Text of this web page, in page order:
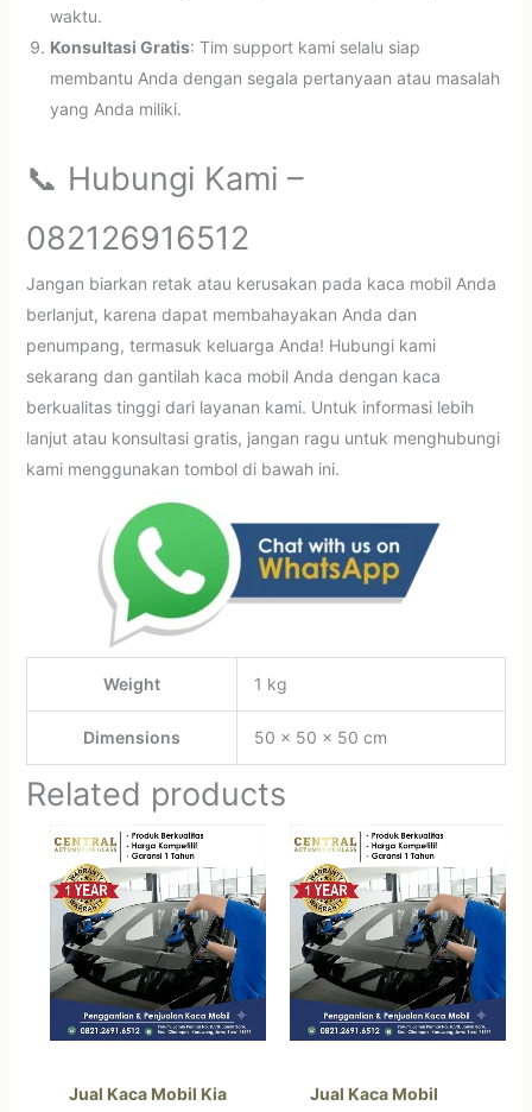
waktu.
Konsultasi Gratis: Tim support kami selalu siap
membantu Anda dengan segala pertanyaan atau masalah
yang Anda miliki.
📞 Hubungi Kami –
082126916512
Jangan biarkan retak atau kerusakan pada kaca mobil Anda
berlanjut, karena dapat membahayakan Anda dan
penumpang, termasuk keluarga Anda! Hubungi kami
sekarang dan gantilah kaca mobil Anda dengan kaca
berkualitas tinggi dari layanan kami. Untuk informasi lebih
lanjut atau konsultasi gratis, jangan ragu untuk menghubungi
kami menggunakan tombol di bawah ini.
Weight 1 kg
Dimensions 50 × 50 × 50 cm
Related products
Jual Kaca Mobil Kia
Jual Kaca Mobil